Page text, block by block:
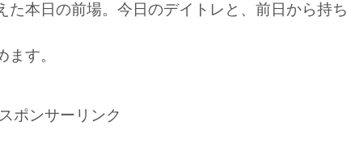
た本日の前場。今日のデイトレと、前日から持ち
す。
スポンサーリンク